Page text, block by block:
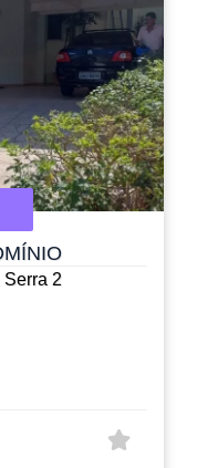
2